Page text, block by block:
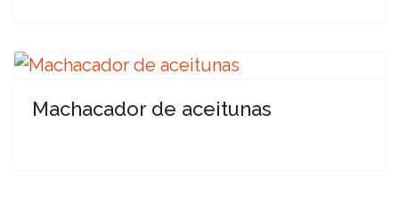
Machacador de aceitunas